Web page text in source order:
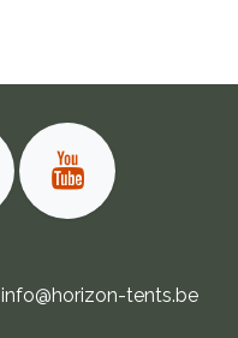
info@horizon-tents.be